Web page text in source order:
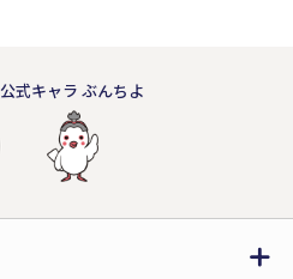
公式キャラ ぶんちよ